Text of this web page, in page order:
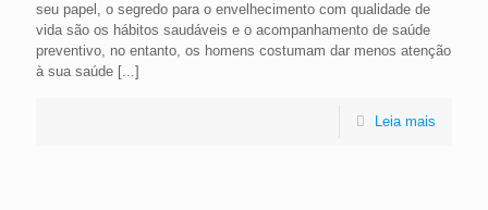
seu papel, o segredo para o envelhecimento com qualidade de
vida são os hábitos saudáveis e o acompanhamento de saúde
preventivo, no entanto, os homens costumam dar menos atenção
à sua saúde [...]
Leia mais